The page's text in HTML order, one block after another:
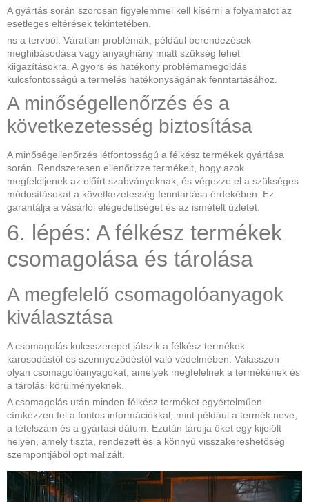
A gyártás során szorosan figyelemmel kell kísérni a folyamatot az
esetleges eltérések tekintetében.
ns a tervből. Váratlan problémák, például berendezések
meghibásodása vagy anyaghiány miatt szükség lehet
kiigazításokra. A gyors és hatékony problémamegoldás
kulcsfontosságú a termelés hatékonyságának fenntartásához.
A minőségellenőrzés és a
következetesség biztosítása
A minőségellenőrzés létfontosságú a félkész termékek gyártása
során. Rendszeresen ellenőrizze termékeit, hogy azok
megfeleljenek az előírt szabványoknak, és végezze el a szükséges
módosításokat a következetesség fenntartása érdekében. Ez
garantálja a vásárlói elégedettséget és az ismételt üzletet.
6. lépés: A félkész termékek
csomagolása és tárolása
A megfelelő csomagolóanyagok
kiválasztása
A csomagolás kulcsszerepet játszik a félkész termékek
károsodástól és szennyeződéstől való védelmében. Válasszon
olyan csomagolóanyagokat, amelyek megfelelnek a termékének és
a tárolási körülményeknek.
A csomagolás után minden félkész terméket egyértelműen
címkézzen fel a fontos információkkal, mint például a termék neve,
a tételszám és a gyártási dátum. Ezután tárolja őket egy kijelölt
helyen, amely tiszta, rendezett és a könnyű visszakereshetőség
szempontjából optimalizált.